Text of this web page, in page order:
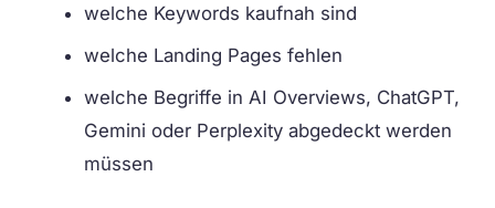
welche Keywords kaufnah sind
welche Landing Pages fehlen
welche Begriffe in AI Overviews, ChatGPT,
Gemini oder Perplexity abgedeckt werden
müssen